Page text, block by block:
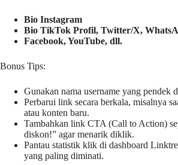
Bio Instagram
Bio TikTok Profil, Twitter/X,
Facebook, YouTube, dll.
Bonus Tips:
Gunakan nama username yang pendek
Perbarui link secara berkala, misalnya
atau konten baru.
Tambahkan link CTA (Call to Action)
diskon!” agar menarik diklik.
Pantau statistik klik di dashboard
yang paling diminati.